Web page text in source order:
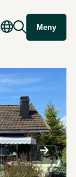
Meny